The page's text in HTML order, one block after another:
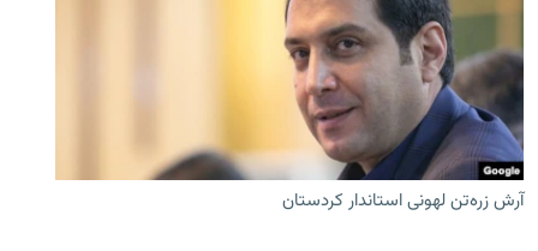
آرش زره‌تن لهونی استاندار کردستان